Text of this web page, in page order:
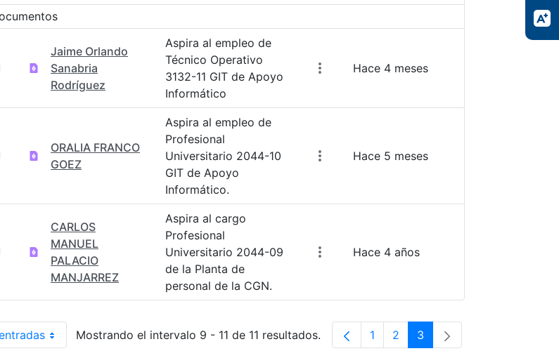
Jaime Orlando
Sanabria
Rodríguez
Aspira al empleo de
Técnico Operativo
3132-11 GIT de Apoyo
Informático
Hace 4 meses
ORALIA FRANCO
GOEZ
Aspira al empleo de
Profesional
Universitario 2044-10
GIT de Apoyo
Informático.
Hace 5 meses
CARLOS
MANUEL
PALACIO
MANJARREZ
Aspira al cargo
Profesional
Universitario 2044-09
de la Planta de
personal de la CGN.
Hace 4 años
Por páginaMostrando el intervalo 9 - 11 de 11 resultados. Página
1 Página
2 Página
3